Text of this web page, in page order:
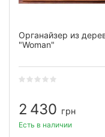
Органайзер из
"Woman"
2 430 грн
Есть в наличии